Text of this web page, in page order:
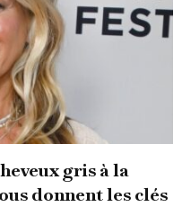
gris à la
donnent les clés